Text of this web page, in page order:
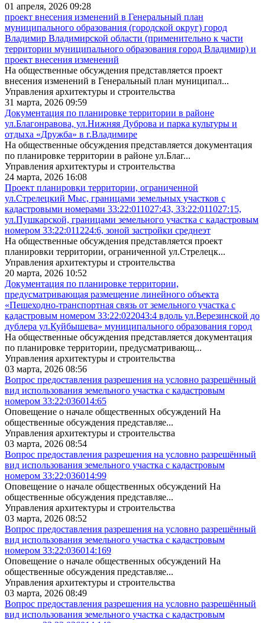
01 апреля, 2026 09:28
проект внесения изменений в Генеральный план
муниципального образования (городской округ) город
Владимир Владимирской области (применительно к части
территории муниципального образования город Владимир) и
проект внесения изменений
На общественные обсуждения представляется проект
внесения изменений в Генеральный план муниципал...
Управления архитектуры и строительства
31 марта, 2026 09:59
Документация по планировке территории в районе
ул.Благонравова, ул.Нижняя Дуброва и парка культуры и
отдыха «Дружба» в г.Владимире
На общественные обсуждения представляется документация
по планировке территории в районе ул.Благ...
Управления архитектуры и строительства
24 марта, 2026 16:08
Проект планировки территории, ограниченной
ул.Стрелецкий Мыс, границами земельных участков с
кадастровыми номерами 33:22:011027:43, 33:22:011027:15,
ул.Пушкарской, границами земельного участка с кадастровым
номером 33:22:011224:6, зоной застройки среднеэт
На общественные обсуждения представляется проект
планировки территории, ограниченной ул.Стрелецк...
Управления архитектуры и строительства
20 марта, 2026 10:52
Документация по планировке территории,
предусматривающая размещение линейного объекта
«Пешеходно-транспортная связь от земельного участка с
кадастровым номером 33:22:022043:4 вдоль ул.Верезинской до
дублера ул.Куйбышева» муниципального образования город
На общественные обсуждения представляется документация
по планировке территории, предусматривающ...
Управления архитектуры и строительства
03 марта, 2026 08:56
Вопрос предоставления разрешения на условно разрешённый
вид использования земельного участка с кадастровым
номером 33:22:036014:65
Оповещение о начале общественных обсуждений На
общественные обсуждения представляе...
Управления архитектуры и строительства
03 марта, 2026 08:54
Вопрос предоставления разрешения на условно разрешённый
вид использования земельного участка с кадастровым
номером 33:22:036014:99
Оповещение о начале общественных обсуждений На
общественные обсуждения представляе...
Управления архитектуры и строительства
03 марта, 2026 08:52
Вопрос предоставления разрешения на условно разрешённый
вид использования земельного участка с кадастровым
номером 33:22:036014:169
Оповещение о начале общественных обсуждений На
общественные обсуждения представляе...
Управления архитектуры и строительства
03 марта, 2026 08:49
Вопрос предоставления разрешения на условно разрешённый
вид использования земельного участка с кадастровым